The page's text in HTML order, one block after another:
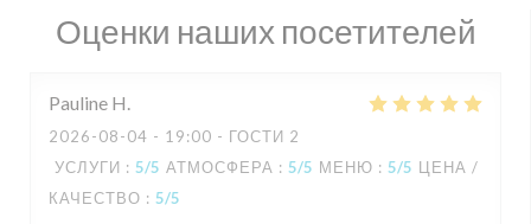
Оценки наших посетителей
Pauline H
2026-08-04 - 19:00 - ГОСТИ 2
УСЛУГИ : 5/5 АТМОСФЕРА : 5/5 МЕНЮ : 5/5 ЦЕНА /
КАЧЕСТВО : 5/5